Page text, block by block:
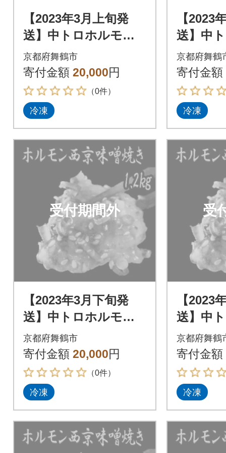
【2023年3月上旬発
送】中トロホルモン
西京味噌焼き 1.2kg
京都府舞鶴市
寄付金額 20,000円
（0件）
冷凍
【2023
送】中
西京味
京都府舞鶴
寄付金額
冷凍
受付期間外
【2023年3月下旬発
送】中トロホルモン
西京味噌焼き 1.2kg
京都府舞鶴市
寄付金額 20,000円
（0件）
冷凍
受
【2023
送】中
西京味
京都府舞鶴
寄付金額
冷凍